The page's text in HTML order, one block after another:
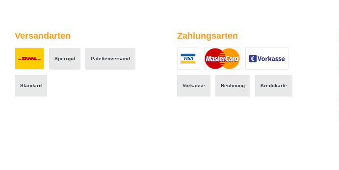
Versandarten
Standard
Sperrgut Palettenversand
Zahlungsarten
Vorkasse Rechnung Kreditkarte